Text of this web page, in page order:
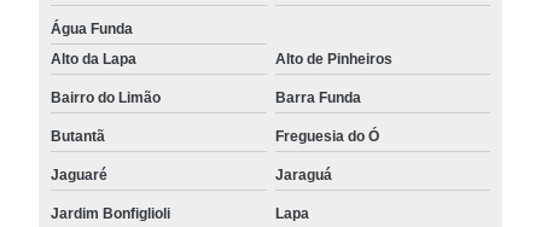
Água Funda
Alto da Lapa
Alto de Pinheiros
Bairro do Limão Barra Funda
Butantã Freguesia do Ó
Jaguaré Jaraguá
Jardim Bonfiglioli Lapa